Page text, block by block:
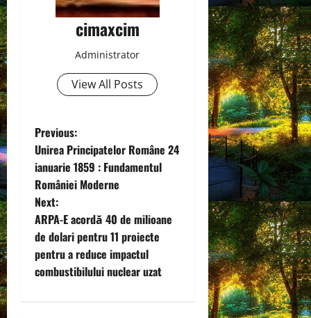
cimaxcim
Administrator
View All Posts
P
o
s
t
n
a
Previous:
Unirea Principatelor Române 24
ianuarie 1859 : Fundamentul
României Moderne
Next:
ARPA-E acordă 40 de milioane
de dolari pentru 11 proiecte
pentru a reduce impactul
combustibilului nuclear uzat